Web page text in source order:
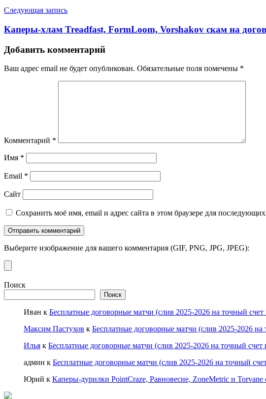
Следующая запись
Каперы-хлам Treadfast, FormLoom, Vorshakov скам на
Добавить комментарий
Ваш адрес email не будет опубликован. Обязательные поля помечены *
Комментарий *
Имя *
Email *
Сайт
Сохранить моё имя, email и адрес сайта в этом браузере для
Выберите изображение для вашего комментария (GIF, PNG, JPG, JPEG):
Поиск
Поиск
Иван к Бесплатные договорные матчи (слив 2025-2026 на точный
Максим Пастухов к Бесплатные договорные матчи (слив 2025-2026
Илья к Бесплатные договорные матчи (слив 2025-2026 на точный счет
админ к Бесплатные договорные матчи (слив 2025-2026 на точный
Юрий к Каперы-дурилки PointCraze, Равновесие, ZoneMetric и